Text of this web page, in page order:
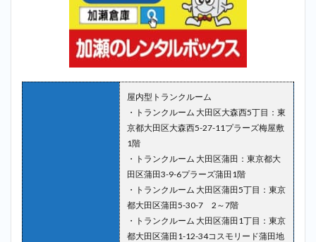
屋内型トランクルーム
・トランクルーム 大田区大森西5丁目：東
京都大田区大森西5-27-11プラーズ梅屋敷
1階
・トランクルーム 大田区蒲田：東京都大
田区蒲田3-9-6プラーズ蒲田1階
・トランクルーム 大田区蒲田5丁目：東京
都大田区蒲田5-30-7 2～7階
・トランクルーム 大田区蒲田1丁目：東京
都大田区蒲田1-12-34コスモリード蒲田地